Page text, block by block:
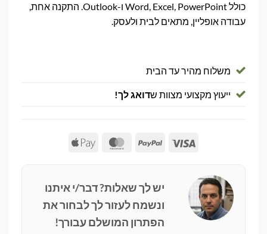
כולל Word, Excel, PowerPoint ו-Outlook. התקנה אחת,
עבודה אופליין, מתאים לבית ולעסק.
משלוח מהיר עד הבית
ייעוץ מקצועי מצוות שדואג לך!
Visa
PayPal
MasterCard
Apple
יש לך שאלות? דבר/י איתנו
ונשמח לעזור לך לבחור את
הפתרון המושלם עבורך!